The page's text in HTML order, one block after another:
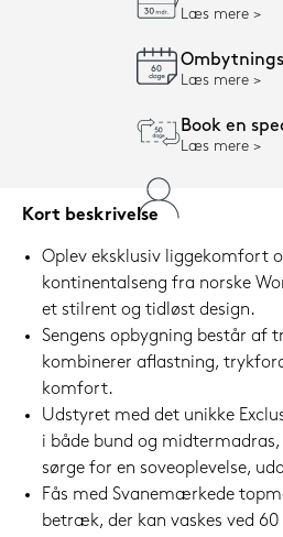
Læs mere
Læs mere
Book en
Læs mere
Kort beskrivelse
Oplev eksklusiv liggekomfort
kontinentalseng fra norske
et stilrent og tidløst design.
Sengens opbygning består af
kombinerer aflastning,
komfort.
Udstyret med det unikke
i både bund og midtermadras,
sørge for en soveoplevelse,
Fås med Svanemærkede
betræk, der kan vaskes ved 60